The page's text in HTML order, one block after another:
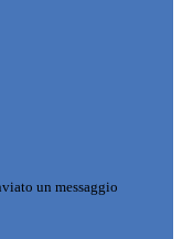
un messaggio